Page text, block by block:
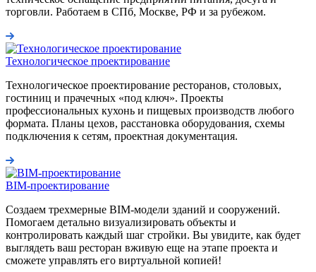
торговли. Работаем в СПб, Москве, РФ и за рубежом.
Технологическое проектирование
Технологическое проектирование ресторанов, столовых,
гостиниц и прачечных «под ключ». Проекты
профессиональных кухонь и пищевых производств любого
формата. Планы цехов, расстановка оборудования, схемы
подключения к сетям, проектная документация.
BIM-проектирование
Создаем трехмерные BIM-модели зданий и сооружений.
Помогаем детально визуализировать объекты и
контролировать каждый шаг стройки. Вы увидите, как будет
выглядеть ваш ресторан вживую еще на этапе проекта и
сможете управлять его виртуальной копией!